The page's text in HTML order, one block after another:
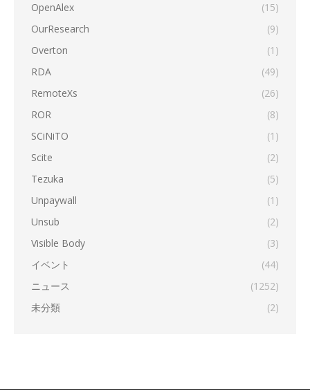
OpenAlex
(15)
OurResearch
(9)
Overton
(1)
RDA
(49)
RemoteXs
(26)
ROR
(8)
SCiNiTO
(1)
Scite
(2)
Tezuka
(5)
Unpaywall
(1)
Unsub
(2)
Visible Body
(3)
イベント
(44)
ニュース
(1252)
未分類
(2)